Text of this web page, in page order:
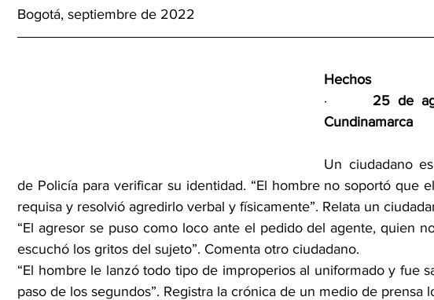
Bogotá, septiembre de 2022
Hechos
· 25 de
Cundinamarca
Un ciudadano
de Policía para verificar su identidad. “El hombre no soportó que
requisa y resolvió agredirlo verbal y físicamente”. Relata un
“El agresor se puso como loco ante el pedido del agente, quien
escuchó los gritos del sujeto”. Comenta otro ciudadano.
“El hombre le lanzó todo tipo de improperios al uniformado y fue
paso de los segundos”. Registra la crónica de un medio de prensa